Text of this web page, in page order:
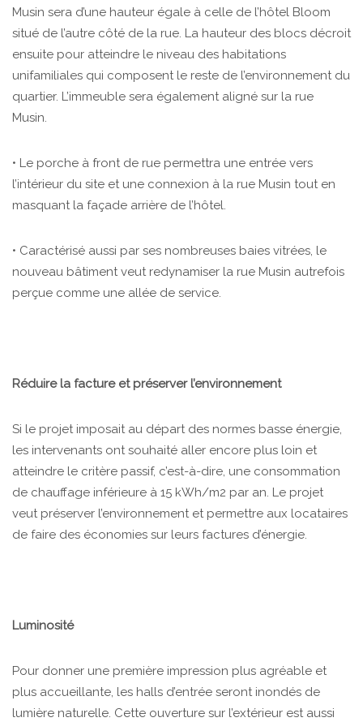
Musin sera d’une hauteur égale à celle de l’hôtel Bloom
situé de l’autre côté de la rue. La hauteur des blocs décroit
ensuite pour atteindre le niveau des habitations
unifamiliales qui composent le reste de l’environnement du
quartier. L’immeuble sera également aligné sur la rue
Musin.
• Le porche à front de rue permettra une entrée vers
l’intérieur du site et une connexion à la rue Musin tout en
masquant la façade arrière de l’hôtel.
• Caractérisé aussi par ses nombreuses baies vitrées, le
nouveau bâtiment veut redynamiser la rue Musin autrefois
perçue comme une allée de service.
Réduire la facture et préserver l’environnement
Si le projet imposait au départ des normes basse énergie,
les intervenants ont souhaité aller encore plus loin et
atteindre le critère passif, c’est-à-dire, une consommation
de chauffage inférieure à 15 kWh/m2 par an. Le projet
veut préserver l’environnement et permettre aux locataires
de faire des économies sur leurs factures d’énergie.
Luminosité
Pour donner une première impression plus agréable et
plus accueillante, les halls d’entrée seront inondés de
lumière naturelle. Cette ouverture sur l’extérieur est aussi